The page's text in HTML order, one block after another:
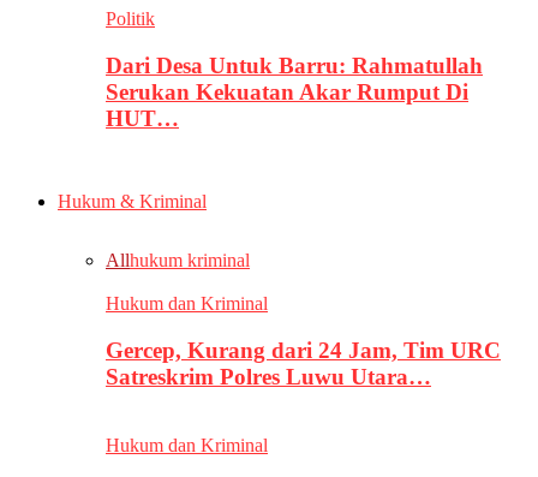
Politik
Dari Desa Untuk Barru: Rahmatullah
Serukan Kekuatan Akar Rumput Di
HUT…
Hukum & Kriminal
Allhukum kriminal
Hukum dan Kriminal
Gercep, Kurang dari 24 Jam, Tim URC
Satreskrim Polres Luwu Utara…
Hukum dan Kriminal